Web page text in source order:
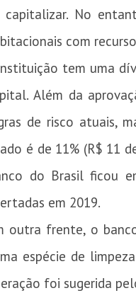
capitalizar. No
com
tem uma
Além da
de risco atuais,
é de 11% (R$ 11
do Brasil ficou
em 2019.
outra frente, o
espécie de
foi sugerida